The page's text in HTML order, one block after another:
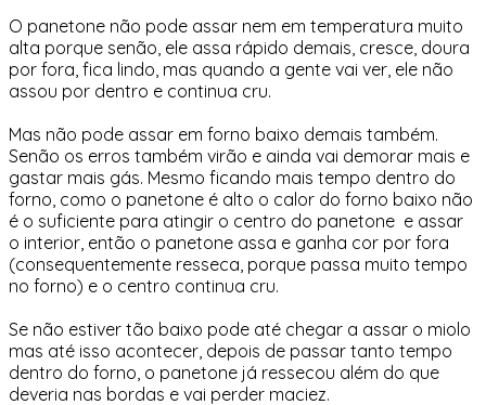
O panetone não pode assar nem em temperatura muito
alta porque senão, ele assa rápido demais, cresce, doura
por fora, fica lindo, mas quando a gente vai ver, ele não
assou por dentro e continua cru.
Mas não pode assar em forno baixo demais também.
Senão os erros também virão e ainda vai demorar mais e
gastar mais gás. Mesmo ficando mais tempo dentro do
forno, como o panetone é alto o calor do forno baixo não
é o suficiente para atingir o centro do panetone e assar
o interior, então o panetone assa e ganha cor por fora
(consequentemente resseca, porque passa muito tempo
no forno) e o centro continua cru.
Se não estiver tão baixo pode até chegar a assar o miolo
mas até isso acontecer, depois de passar tanto tempo
dentro do forno, o panetone já ressecou além do que
deveria nas bordas e vai perder maciez.